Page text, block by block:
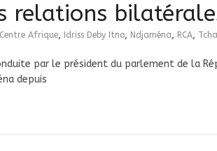
relations
Centre Afrique, Idriss Deby Itno, Ndjaména, RCA,
par le président du parlement de la
depuis